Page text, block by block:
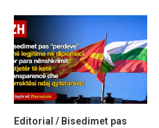
Editorial / Bisedimet pas